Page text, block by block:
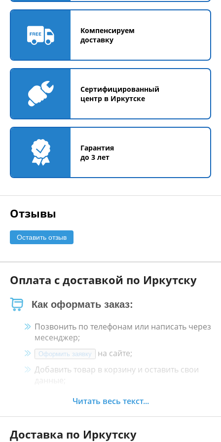
Компенсируем
доставку
Сертифицированный
центр в Иркутске
Гарантия
до 3 лет
Отзывы
Оставить отзыв
Оплата с доставкой по Иркутску
Как оформать заказ:
Позвонить по телефонам или написать через
месенджер;
Оформить заявку
на сайте;
Добавить товар в корзину и оставить свои
данные;
Менеджер свяжется с Вами в течение 30
Как оплатить:
Читать весь текст...
Доставка по Иркутску